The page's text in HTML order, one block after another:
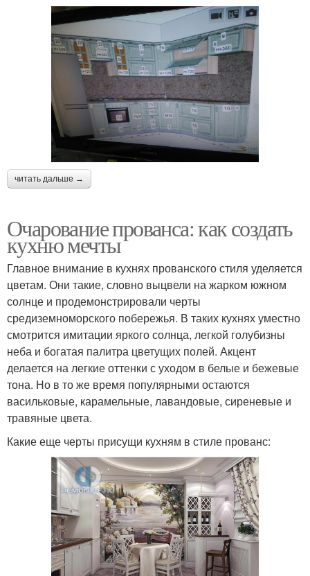
читать дальше →
Очарование прованса: как создать
кухню мечты
Главное внимание в кухнях прованского стиля уделяется
цветам. Они такие, словно выцвели на жарком южном
солнце и продемонстрировали черты
средиземноморского побережья. В таких кухнях уместно
смотрится имитации яркого солнца, легкой голубизны
неба и богатая палитра цветущих полей. Акцент
делается на легкие оттенки с уходом в белые и бежевые
тона. Но в то же время популярными остаются
васильковые, карамельные, лавандовые, сиреневые и
травяные цвета.
Какие еще черты присущи кухням в стиле прованс: